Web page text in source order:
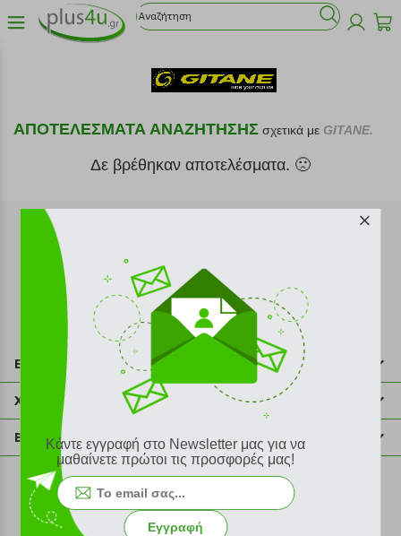
ΑΠΟΤΕΛΕΣΜΑΤΑ ΑΝΑΖΗΤΗΣΗΣ σχετικά με GITANE.
Δε βρέθηκαν αποτελέσματα. 🙁
Εγγραφή στο newsletter
Επικοινωνία
211 2000 700
info@plus4u.gr
Χρήσιμες πληροφορίες
Η εταιρία
Σημεία παραλαβής
Ευκαιρίες καριέρας
Όροι χρήσης
Βοήθεια
Εξέλιξη παραγγελίας
Τρόποι παραγγελίας
Τρόποι πληρωμής
©2026 Plus4u.gr
Κάντε εγγραφή στο Newsletter μας για να
μαθαίνετε πρώτοι τις προσφορές μας!
Εγγραφή